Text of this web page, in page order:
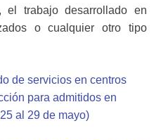
el trabajo desarrollado en
o cualquier otro tipo
de servicios en centros
para admitidos en
al 29 de mayo)